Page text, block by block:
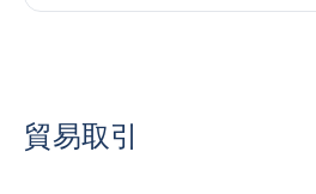
貿易取引